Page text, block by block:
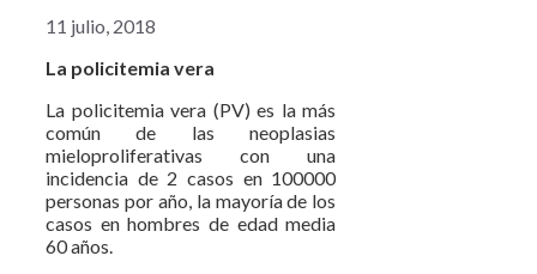
11 julio, 2018
La policitemia vera
La policitemia vera (PV) es la más
común de las neoplasias
mieloproliferativas con una
incidencia de 2 casos en 100000
personas por año, la mayoría de los
casos en hombres de edad media
60 años.